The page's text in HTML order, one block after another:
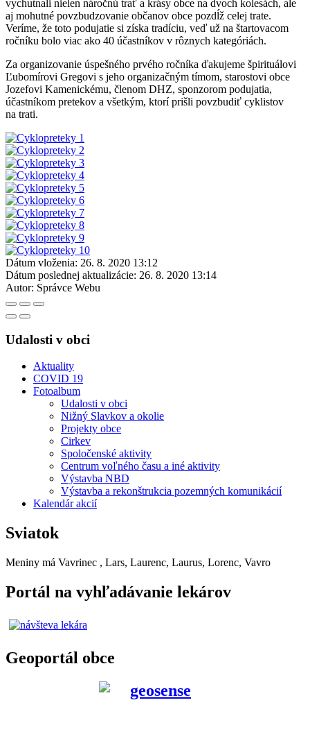
vychutnali nielen náročnú trať a krásy obce na dvoch kolesách, ale
aj mohutné povzbudzovanie občanov obce pozdĺž celej trate.
Veríme, že toto podujatie si získa tradíciu, veď už na štartovacom
ročníku bolo viac ako 40 účastníkov v rôznych kategóriách.
Za organizovanie úspešného prvého ročníka ďakujeme špirituálovi
Ľubomírovi Gregovi s jeho organizačným tímom, starostovi obce
Jozefovi Kamenickému, členom DHZ, sponzorom podujatia,
účastníkom pretekov a všetkým, ktorí prišli povzbudiť cyklistov
na trati.
Dátum vloženia: 26. 8. 2020 13:12
Dátum poslednej aktualizácie: 26. 8. 2020 13:14
Autor: Správce Webu
Udalosti v obci
Aktuality
COVID 19
Fotoalbum
Udalosti v obci
Nižný Slavkov a okolie
Projekty obce
Cirkev
Spoločenské aktivity
Centrum voľného času a iné aktivity
Výstavba NBD
Výstavba a rekonštrukcia pozemných komunikácií
Kalendár akcií
Sviatok
Meniny má Vavrinec , Lars, Laurenc, Laurus, Lorenc, Vavro
Portál na vyhľadávanie lekárov
Geoportál obce